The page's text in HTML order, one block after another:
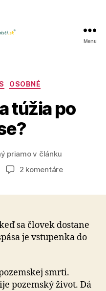
Menu
OSOBNÉ
túžia po
priamo v článku
2 komentárena
spáse?
sa človek dostane
je vstupenka do
smrti.
pozemský život. Dá